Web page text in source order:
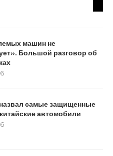
машин не
Большой разговор об
самые защищенные
автомобили